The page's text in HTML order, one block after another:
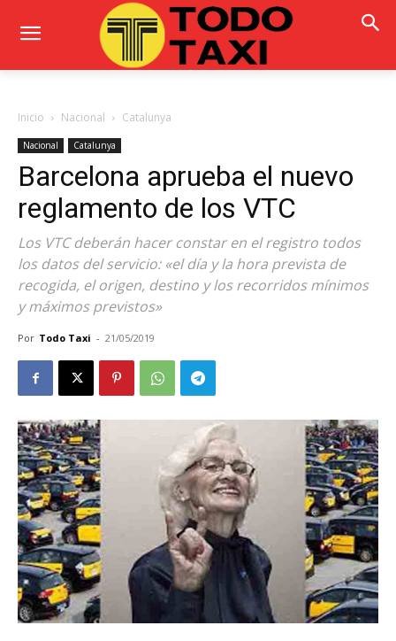
Inicio Nacional Catalunya
Nacional Catalunya
Barcelona aprueba el nuevo
reglamento de los VTC
Los VTC deberán hacer constar en el registro todos
los datos del servicio: «el día y la hora prevista de
recogida, el origen, destino y los recorridos mínimos
y máximos previstos»
Por Todo Taxi - 21/05/2019